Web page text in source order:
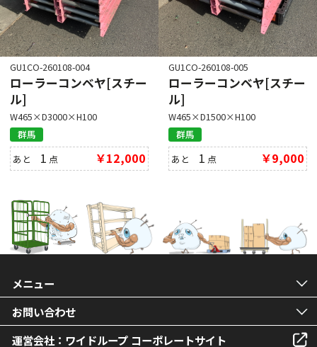
GU1CO-260108-004
ローラーコンベヤ[スチー
ル]
W465×D3000×H100
群馬
あと 1 点 ￥12,000
GU1CO-260108-005
ローラーコンベヤ[スチー
ル]
W465×D1500×H100
群馬
あと 1 点 ￥9,000
メニュー
お問い合わせ
運営会社：ワイドループ コーポレートサイト